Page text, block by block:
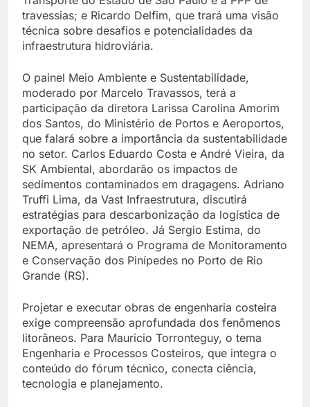
travessias; e Ricardo Delfim, que trará uma visão
técnica sobre desafios e potencialidades da
infraestrutura hidroviária.
O painel Meio Ambiente e Sustentabilidade,
moderado por Marcelo Travassos, terá a
participação da diretora Larissa Carolina Amorim
dos Santos, do Ministério de Portos e Aeroportos,
que falará sobre a importância da sustentabilidade
no setor. Carlos Eduardo Costa e André Vieira, da
SK Ambiental, abordarão os impactos de
sedimentos contaminados em dragagens. Adriano
Truffi Lima, da Vast Infraestrutura, discutirá
estratégias para descarbonização da logística de
exportação de petróleo. Já Sergio Estima, do
NEMA, apresentará o Programa de Monitoramento
e Conservação dos Pinípedes no Porto de Rio
Grande (RS).
Projetar e executar obras de engenharia costeira
exige compreensão aprofundada dos fenômenos
litorâneos. Para Mauricio Torronteguy, o tema
Engenharia e Processos Costeiros, que integra o
conteúdo do fórum técnico, conecta ciência,
tecnologia e planejamento.